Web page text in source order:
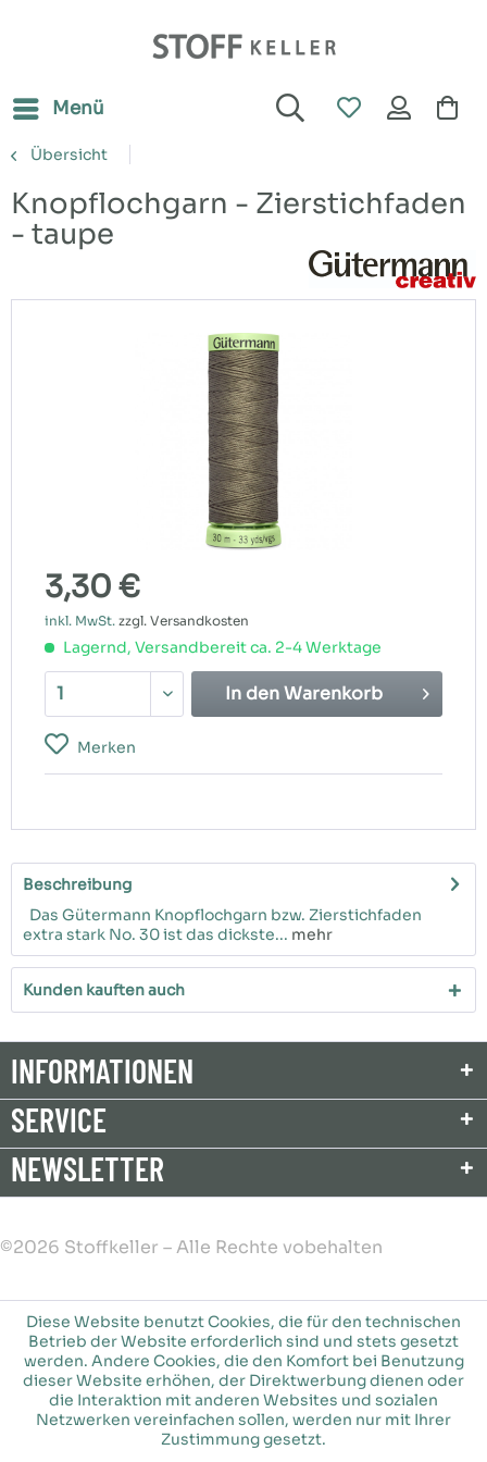
Menü
Übersicht
Knopflochgarn - Zierstichfaden
- taupe
3,30 €
inkl. MwSt. zzgl. Versandkosten
Lagernd, Versandbereit ca. 2-4 Werktage
In denWarenkorb
Merken
Beschreibung
Das Gütermann Knopflochgarn bzw. Zierstichfaden
extra stark No. 30 ist das dickste... mehr
Kunden kauften auch
INFORMATIONEN
SERVICE
NEWSLETTER
©2026 Stoffkeller – Alle Rechte vobehalten
Diese Website benutzt Cookies, die für den technischen
Betrieb der Website erforderlich sind und stets gesetzt
werden. Andere Cookies, die den Komfort bei Benutzung
dieser Website erhöhen, der Direktwerbung dienen oder
die Interaktion mit anderen Websites und sozialen
Netzwerken vereinfachen sollen, werden nur mit Ihrer
Zustimmung gesetzt.